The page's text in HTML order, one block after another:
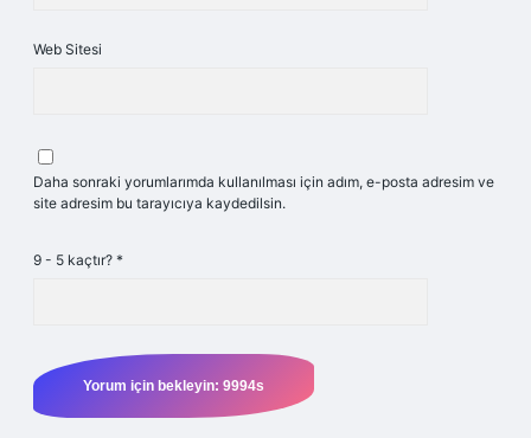
Web Sitesi
Daha sonraki yorumlarımda kullanılması için adım, e-posta adresim ve
site adresim bu tarayıcıya kaydedilsin.
9 - 5 kaçtır? *